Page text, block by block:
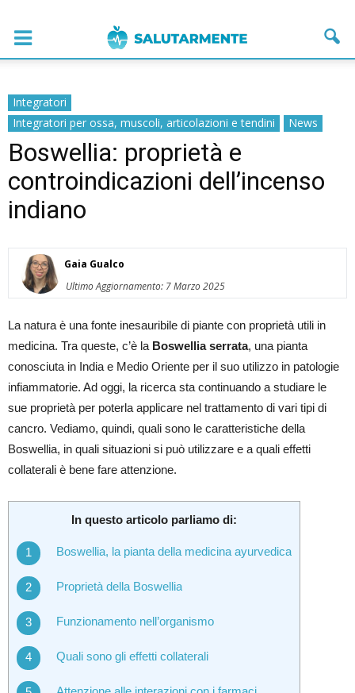
Integratori
Integratori per ossa, muscoli, articolazioni e tendini
News
Boswellia: proprietà e
controindicazioni dell’incenso
indiano
Gaia Gualco
Ultimo Aggiornamento: 7 Marzo 2025
La natura è una fonte inesauribile di piante con proprietà utili in
medicina. Tra queste, c’è la Boswellia serrata, una pianta
conosciuta in India e Medio Oriente per il suo utilizzo in patologie
infiammatorie. Ad oggi, la ricerca sta continuando a studiare le
sue proprietà per poterla applicare nel trattamento di vari tipi di
cancro. Vediamo, quindi, quali sono le caratteristiche della
Boswellia, in quali situazioni si può utilizzare e a quali effetti
collaterali è bene fare attenzione.
In questo articolo parliamo di:
Boswellia, la pianta della medicina ayurvedica
Proprietà della Boswellia
Funzionamento nell’organismo
Quali sono gli effetti collaterali